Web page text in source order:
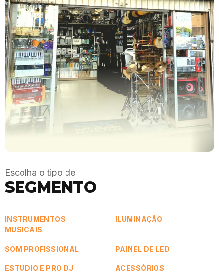
Escolha o tipo de
SEGMENTO
INSTRUMENTOS
MUSICAIS
ILUMINAÇÃO
SOM PROFISSIONAL PAINEL DE LED
ESTÚDIO E PRO DJ ACESSÓRIOS